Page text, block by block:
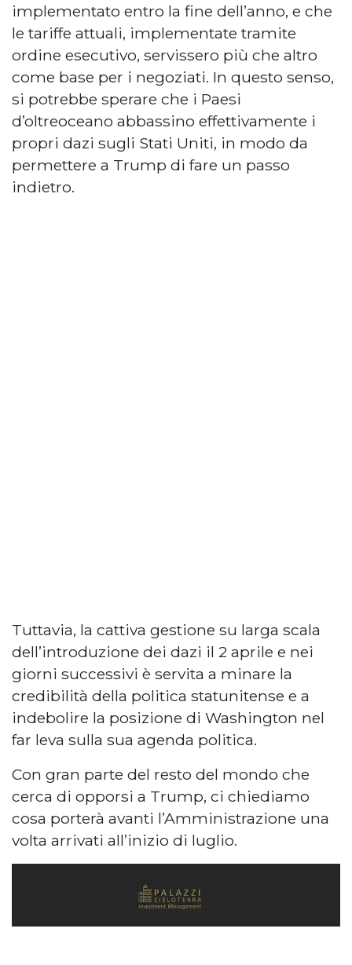
implementato entro la fine dell’anno, e che
le tariffe attuali, implementate tramite
ordine esecutivo, servissero più che altro
come base per i negoziati. In questo senso,
si potrebbe sperare che i Paesi
d’oltreoceano abbassino effettivamente i
propri dazi sugli Stati Uniti, in modo da
permettere a Trump di fare un passo
indietro.
Tuttavia, la cattiva gestione su larga scala
dell’introduzione dei dazi il 2 aprile e nei
giorni successivi è servita a minare la
credibilità della politica statunitense e a
indebolire la posizione di Washington nel
far leva sulla sua agenda politica.
Con gran parte del resto del mondo che
cerca di opporsi a Trump, ci chiediamo
cosa porterà avanti l’Amministrazione una
volta arrivati all’inizio di luglio.